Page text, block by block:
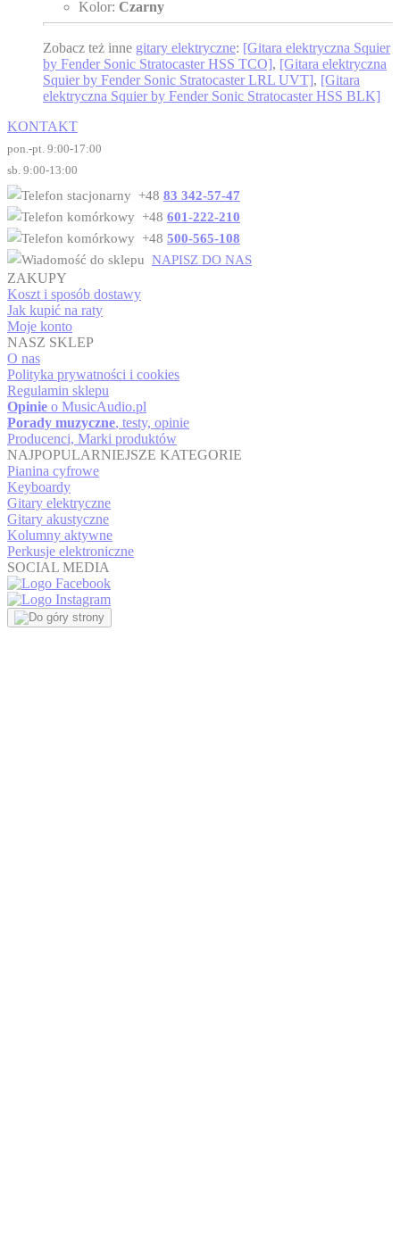
Kolor: Czarny
Zobacz też inne gitary elektryczne: [Gitara elektryczna Squier
by Fender Sonic Stratocaster HSS TCO], [Gitara elektryczna
Squier by Fender Sonic Stratocaster LRL UVT], [Gitara
elektryczna Squier by Fender Sonic Stratocaster HSS BLK]
KONTAKT
pon.-pt. 9:00-17:00
sb. 9:00-13:00
+48 83 342-57-47
+48 601-222-210
+48 500-565-108
NAPISZ DO NAS
ZAKUPY
Koszt i sposób dostawy
Jak kupić na raty
Moje konto
NASZ SKLEP
O nas
Polityka prywatności i cookies
Regulamin sklepu
Opinie o MusicAudio.pl
Porady muzyczne, testy, opinie
Producenci, Marki produktów
NAJPOPULARNIEJSZE KATEGORIE
Pianina cyfrowe
Keyboardy
Gitary elektryczne
Gitary akustyczne
Kolumny aktywne
Perkusje elektroniczne
SOCIAL MEDIA